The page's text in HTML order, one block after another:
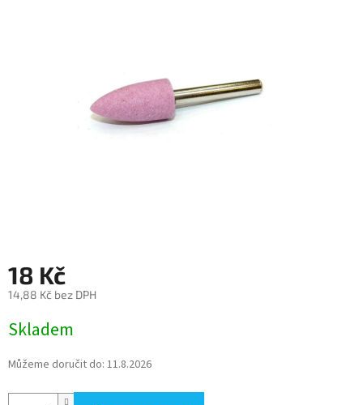
18 Kč
14,88 Kč bez DPH
cena:
Skladem
Můžeme doručit do: 11.8.2026